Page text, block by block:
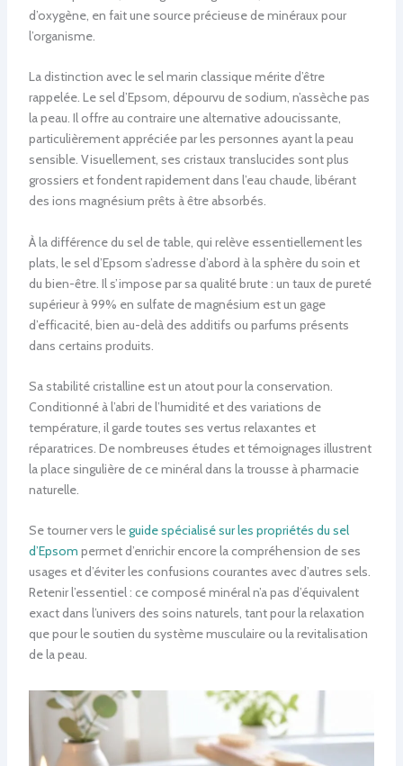
d’oxygène, en fait une source précieuse de minéraux pour
l’organisme.
La distinction avec le sel marin classique mérite d’être
rappelée. Le sel d’Epsom, dépourvu de sodium, n’assèche pas
la peau. Il offre au contraire une alternative adoucissante,
particulièrement appréciée par les personnes ayant la peau
sensible. Visuellement, ses cristaux translucides sont plus
grossiers et fondent rapidement dans l’eau chaude, libérant
des ions magnésium prêts à être absorbés.
À la différence du sel de table, qui relève essentiellement les
plats, le sel d’Epsom s’adresse d’abord à la sphère du soin et
du bien-être. Il s’impose par sa qualité brute : un taux de pureté
supérieur à 99% en sulfate de magnésium est un gage
d’efficacité, bien au-delà des additifs ou parfums présents
dans certains produits.
Sa stabilité cristalline est un atout pour la conservation.
Conditionné à l’abri de l’humidité et des variations de
température, il garde toutes ses vertus relaxantes et
réparatrices. De nombreuses études et témoignages illustrent
la place singulière de ce minéral dans la trousse à pharmacie
naturelle.
Se tourner vers leguide spécialisé sur les propriétés du sel
d’Epsom permet d’enrichir encore la compréhension de ses
usages et d’éviter les confusions courantes avec d’autres sels.
Retenir l’essentiel : ce composé minéral n’a pas d’équivalent
exact dans l’univers des soins naturels, tant pour la relaxation
que pour le soutien du système musculaire ou la revitalisation
de la peau.